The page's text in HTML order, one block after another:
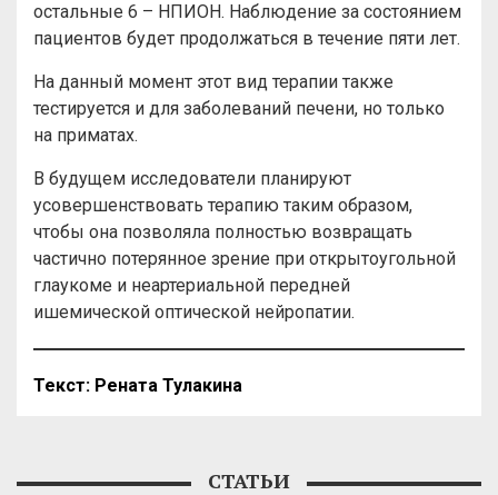
остальные 6 – НПИОН. Наблюдение за состоянием
пациентов будет продолжаться в течение пяти лет.
На данный момент этот вид терапии также
тестируется и для заболеваний печени, но только
на приматах.
В будущем исследователи планируют
усовершенствовать терапию таким образом,
чтобы она позволяла полностью возвращать
частично потерянное зрение при открытоугольной
глаукоме и неартериальной передней
ишемической оптической нейропатии.
Текст: Рената Тулакина
СТАТЬИ